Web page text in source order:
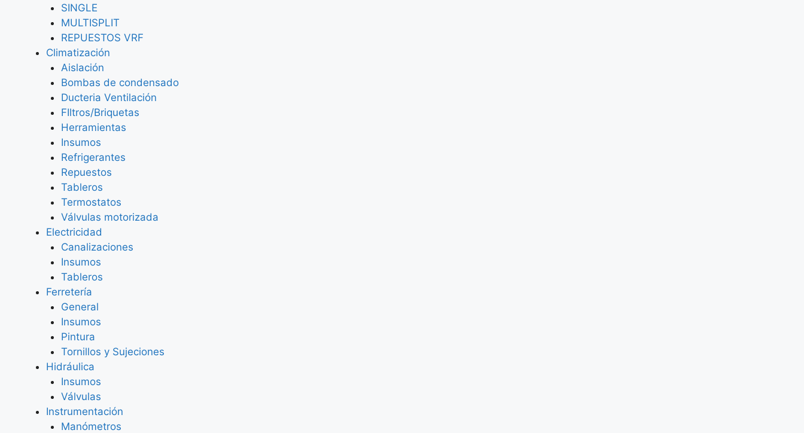
SINGLE
MULTISPLIT
REPUESTOS VRF
Climatización
Aislación
Bombas de condensado
Ducteria Ventilación
FIltros/Briquetas
Herramientas
Insumos
Refrigerantes
Repuestos
Tableros
Termostatos
Válvulas motorizada
Electricidad
Canalizaciones
Insumos
Tableros
Ferretería
General
Insumos
Pintura
Tornillos y Sujeciones
Hidráulica
Insumos
Válvulas
Instrumentación
Manómetros